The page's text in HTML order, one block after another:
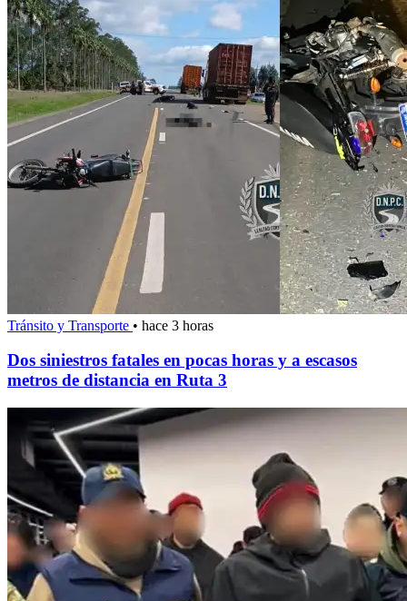
Tránsito y Transporte • hace 3 horas
Dos siniestros fatales en pocas horas y a escasos
metros de distancia en Ruta 3